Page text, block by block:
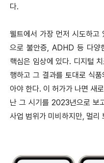
다.
웰트에서 가장 먼저 시도하고
으로 불안증, ADHD 등 다양
핵심은 임상에 있다. 디지털
행하고 그 결과를 토대로 식
아야 한다. 이 허가가 나면 새
난 그 시기를 2023년으로 보
사업 범위가 미비하지만, 멀리